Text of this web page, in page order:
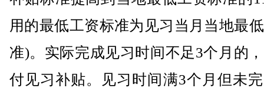
用的最低工资标准为见习当月当地最
准)。实际完成见习时间不足3个月的
付见习补贴。见习时间满3个月但未